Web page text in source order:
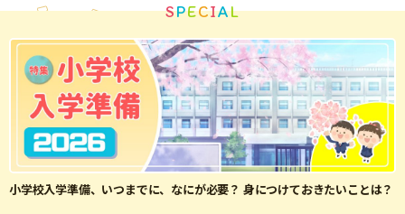
SPECIAL
小学校入学準備、いつまでに、なにが必要？ 身につけておきたいことは？